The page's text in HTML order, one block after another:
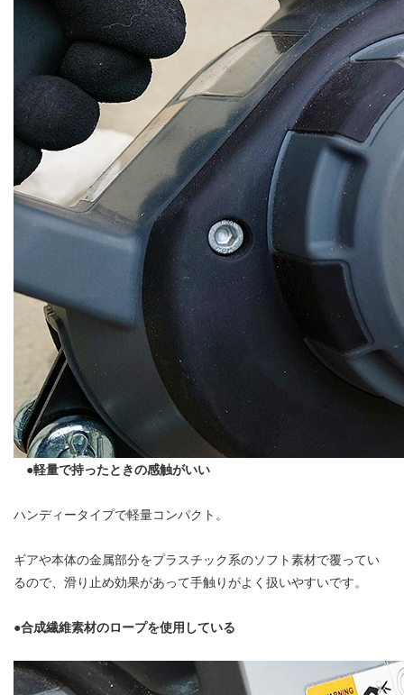
●軽量で持ったときの感触がいい
ハンディータイプで軽量コンパクト。
ギアや本体の金属部分をプラスチック系のソフト素材で覆ってい
るので、滑り止め効果があって手触りがよく扱いやすいです。
●合成繊維素材のロープを使用している